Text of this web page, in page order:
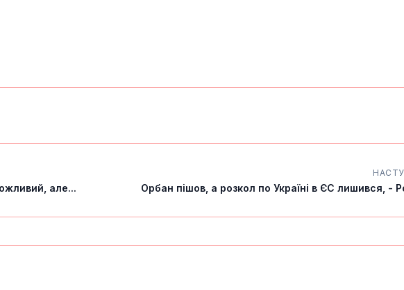
але... Орбан пішов, а розкол по Україні в ЄС лишився, -